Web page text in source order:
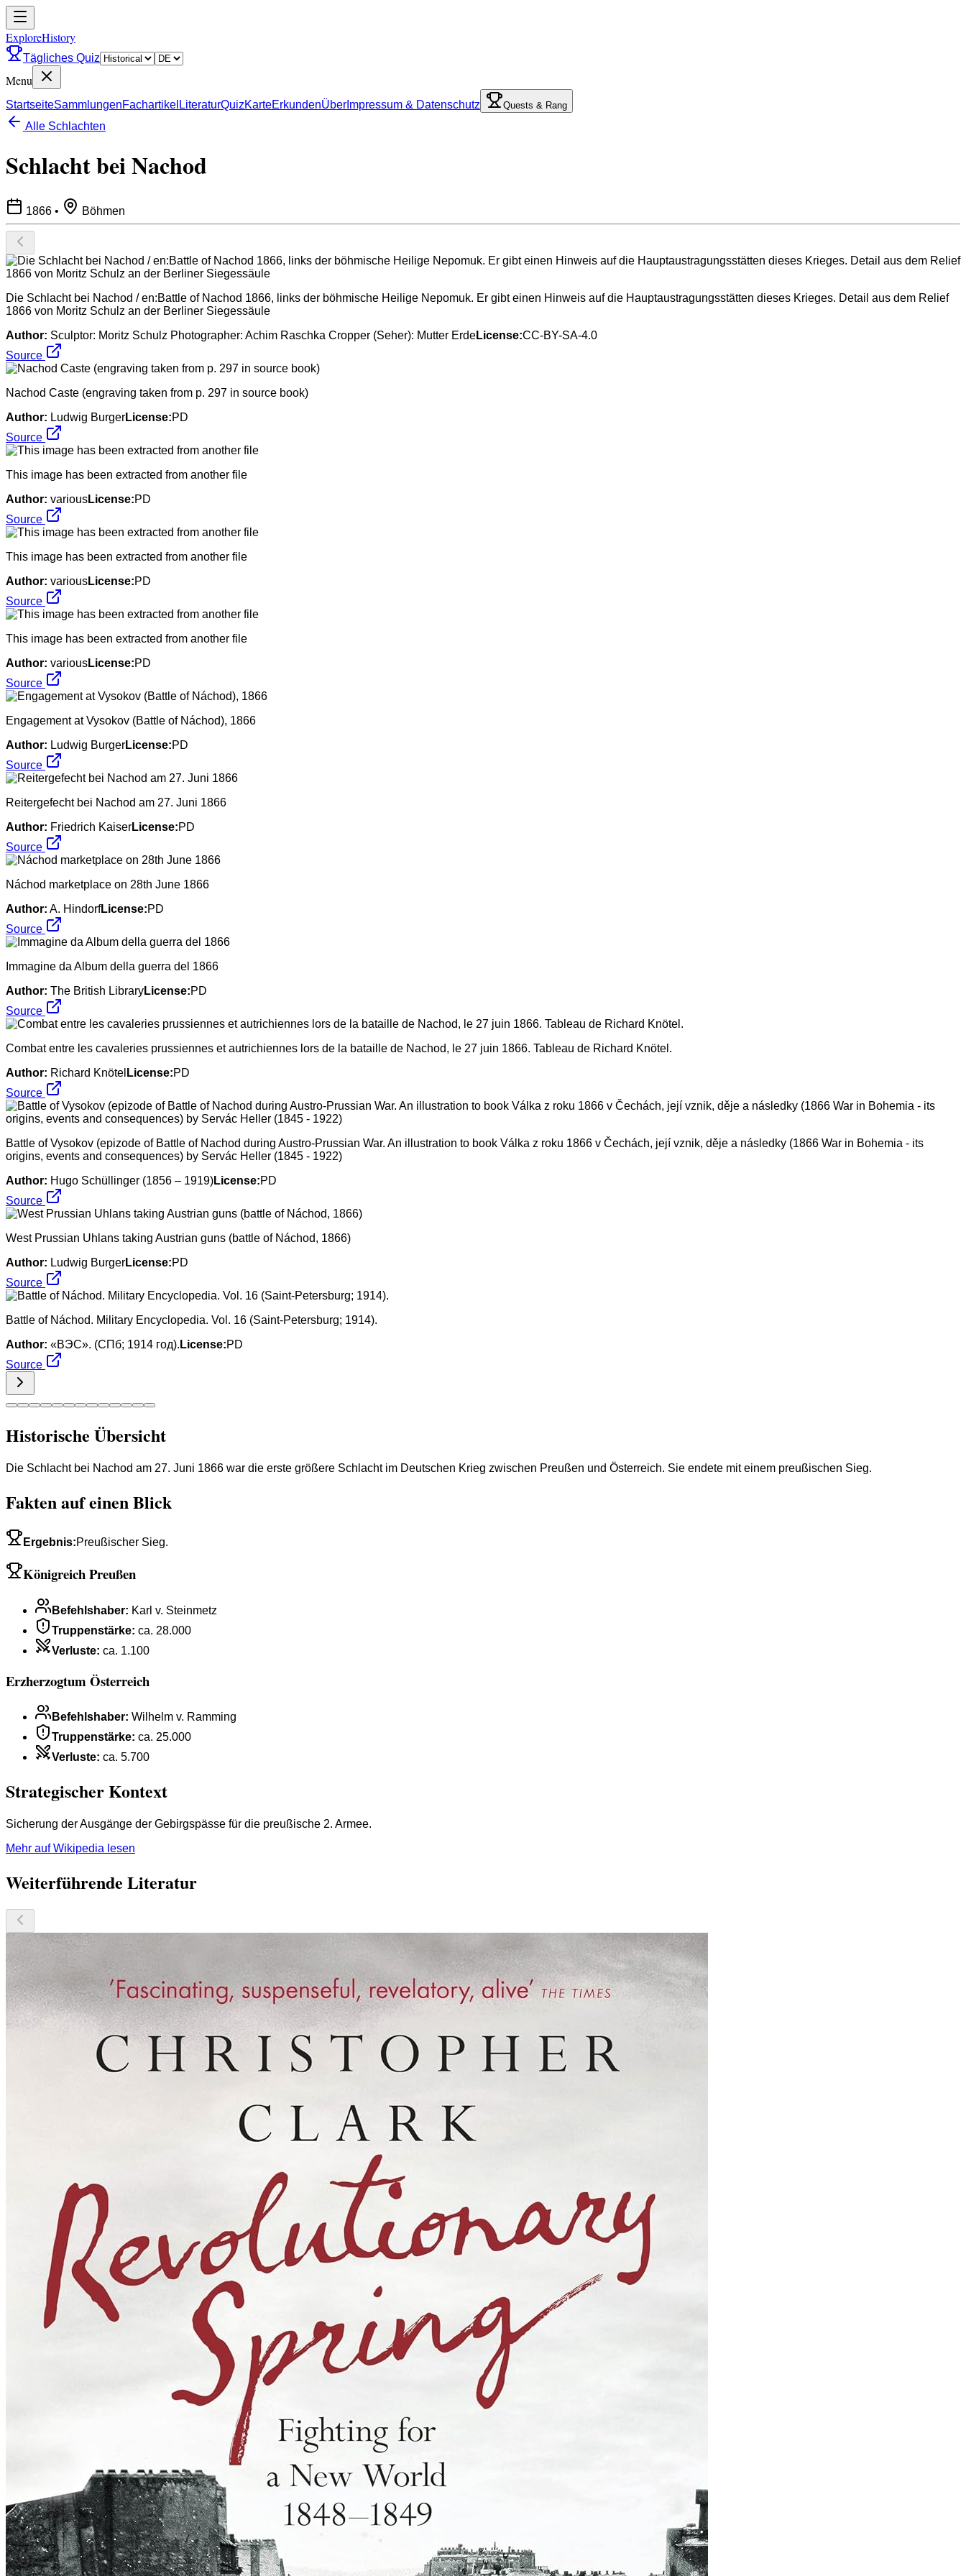
ExploreHistory
Tägliches Quiz
Menu
StartseiteSammlungenFachartikel LiteraturQuizKarteErkundenÜber Impressum & Datenschutz Quests & Rang
Alle Schlachten
Schlacht bei Nachod
1866 • Böhmen
Die Schlacht bei Nachod / en:Battle of Nachod 1866, links der böhmische Heilige Nepomuk. Er gibt einen Hinweis auf die Hauptaustragungsstätten dieses Krieges. Detail aus dem Relief
1866 von Moritz Schulz an der Berliner Siegessäule
Author: Sculptor: Moritz Schulz Photographer: Achim Raschka Cropper (Seher): Mutter ErdeLicense:CC-BY-SA-4.0
Source
Nachod Caste (engraving taken from p. 297 in source book)
Author: Ludwig BurgerLicense:PD
Source
This image has been extracted from another file
Author: variousLicense:PD
Source
This image has been extracted from another file
Author: variousLicense:PD
Source
This image has been extracted from another file
Author: variousLicense:PD
Source
Engagement at Vysokov (Battle of Náchod), 1866
Author: Ludwig BurgerLicense:PD
Source
Reitergefecht bei Nachod am 27. Juni 1866
Author: Friedrich KaiserLicense:PD
Source
Náchod marketplace on 28th June 1866
Author: A. HindorfLicense:PD
Source
Immagine da Album della guerra del 1866
Author: The British LibraryLicense:PD
Source
Combat entre les cavaleries prussiennes et autrichiennes lors de la bataille de Nachod, le 27 juin 1866. Tableau de Richard Knötel.
Author: Richard Knötel License:PD
Source
Battle of Vysokov (epizode of Battle of Nachod during Austro-Prussian War. An illustration to book Válka z roku 1866 v Čechách, její vznik, děje a následky (1866 War in Bohemia - its
origins, events and consequences) by Servác Heller (1845 - 1922)
Author: Hugo Schüllinger (1856 – 1919)License:PD
Source
West Prussian Uhlans taking Austrian guns (battle of Náchod, 1866)
Author: Ludwig BurgerLicense:PD
Source
Battle of Náchod. Military Encyclopedia. Vol. 16 (Saint-Petersburg; 1914).
Author: «ВЭС». (СПб; 1914 год). License:PD
Source
Historische Übersicht
Die Schlacht bei Nachod am 27. Juni 1866 war die erste größere Schlacht im Deutschen Krieg zwischen Preußen und Österreich. Sie endete mit einem preußischen Sieg.
Fakten auf einen Blick
Ergebnis:Preußischer Sieg.
Königreich Preußen
Befehlshaber: Karl v. Steinmetz
Truppenstärke: ca. 28.000
Verluste: ca. 1.100
Erzherzogtum Österreich
Befehlshaber: Wilhelm v. Ramming
Truppenstärke: ca. 25.000
Verluste: ca. 5.700
Strategischer Kontext
Sicherung der Ausgänge der Gebirgspässe für die preußische 2. Armee.
Mehr auf Wikipedia lesen
Weiterführende Literatur